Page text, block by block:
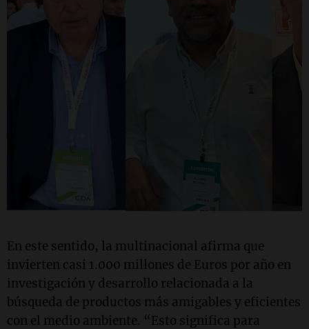
En este sentido, la multinacional afirma que
invierten casi 1.000 millones de Euros por año en
investigación y desarrollo relacionada a la
búsqueda de productos más amigables y eficientes
con el medio ambiente. “Esto significa para